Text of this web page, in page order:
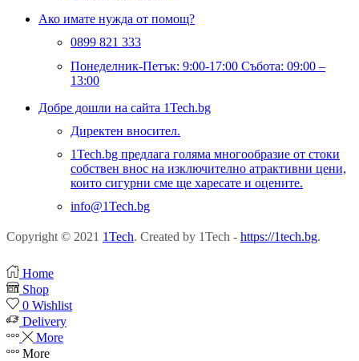
Ако имате нужда от помощ?
0899 821 333
Понеделник-Петък: 9:00-17:00 Събота: 09:00 –
13:00
Добре дошли на сайта 1Tech.bg
Директен вносител.
1Tech.bg предлага голяма многообразие от стоки
собствен внос на изключително атрактивни цени,
които сигурни сме ще харесате и оцените.
info@1Tech.bg
Copyright © 2021 1Tech. Created by 1Tech - https://1tech.bg.
Home
Shop
0 Wishlist
Delivery
More
More